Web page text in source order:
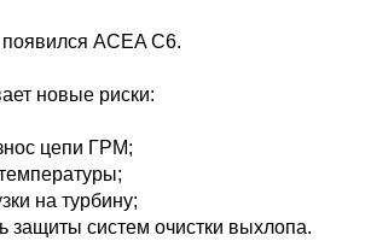
ACEA C6.
новые риски:
цепи ГРМ;
на турбину;
защиты систем очистки выхлопа.